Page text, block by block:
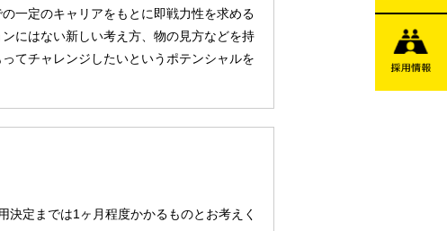
一定のキャリアをもとに即戦力性を求める
にはない新しい考え方、物の見方などを持
てチャレンジしたいというポテンシャルを
定までは1ヶ月程度かかるものとお考えく